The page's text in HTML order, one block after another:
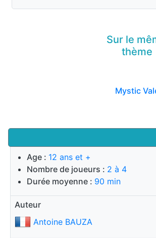
Age : 12 ans et +
Nombre de joueurs : 2 à 4
Durée moyenne : 90 min
Auteur
Antoine BAUZA
Sur le
thème
Mystic